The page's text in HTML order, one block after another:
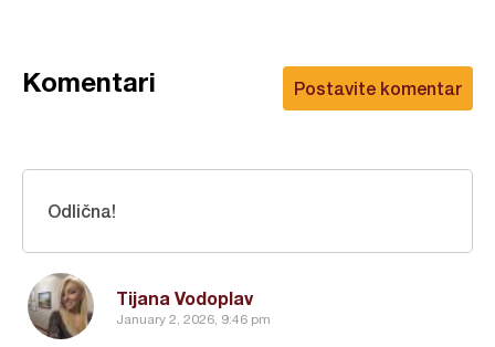
Postavite komentar
Komentari
Tijana Vodoplav
January 2, 2026, 9:46 pm
Odlična!